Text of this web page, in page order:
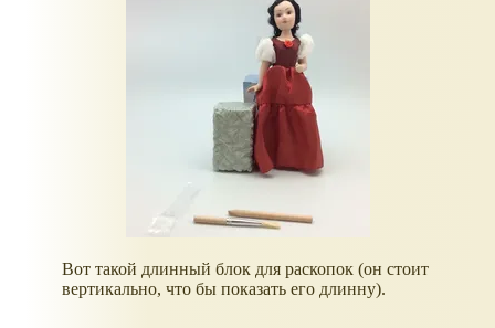
Вот такой длинный блок для раскопок (он стоит
вертикально, что бы показать его длинну).